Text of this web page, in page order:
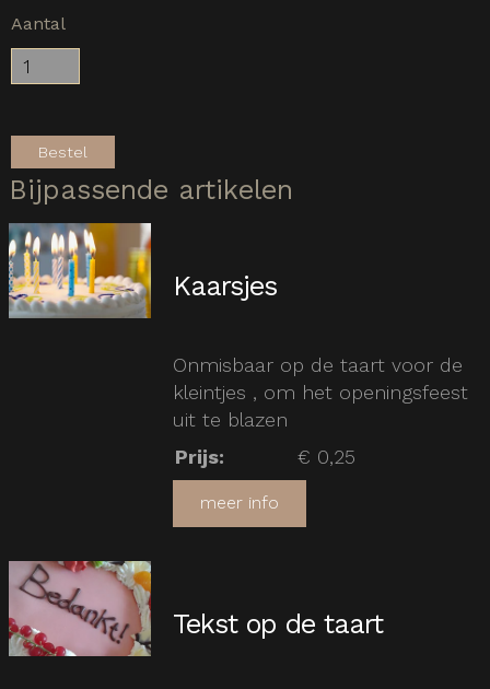
Aantal
Bestel
Bijpassende artikelen
Kaarsjes
Onmisbaar op de taart voor de
kleintjes , om het openingsfeest
uit te blazen
Prijs: € 0,25
meer info
Tekst op de taart